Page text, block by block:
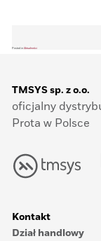
Posted inAktualności
TMSYS sp. z o.o.
oficjalny
Prota w Polsce
Kontakt
Dział handlowy